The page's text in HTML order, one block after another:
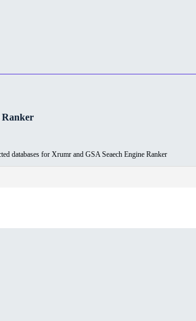
Ranker
databases for Xrumr and GSA Seaech Engine Ranker